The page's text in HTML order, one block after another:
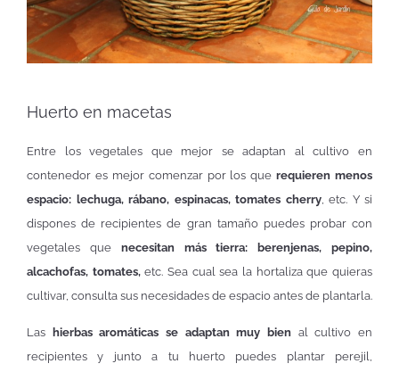
Huerto en macetas
Entre los vegetales que mejor se adaptan al cultivo en
contenedor es mejor comenzar por los querequieren menos
espacio: lechuga, rábano, espinacas, tomates cherry, etc. Y si
dispones de recipientes de gran tamaño puedes probar con
vegetales que necesitan más tierra: berenjenas, pepino,
alcachofas, tomates,etc. Sea cual sea la hortaliza que quieras
cultivar, consulta sus necesidades de espacio antes de plantarla.
Las hierbas aromáticas se adaptan muy bien al cultivo en
recipientes y junto a tu huerto puedes plantar perejil,